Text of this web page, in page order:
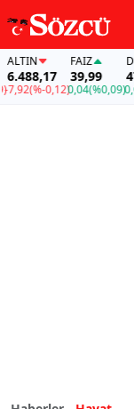
(%-0,12)
FAİZ
39,99
0,04(%0,09)
47,59
0,03